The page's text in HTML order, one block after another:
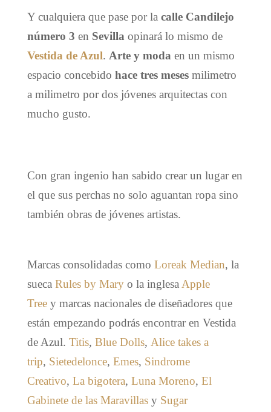
Y cualquiera que pase por la calle Candilejo
número 3 en Sevilla opinará lo mismo de
Vestida de Azul. Arte y moda en un mismo
espacio concebido hace tres mesesmilimetro
a milimetro por dos jóvenes arquitectas con
mucho gusto.
Con gran ingenio han sabido crear un lugar en
el que sus perchas no solo aguantan ropa sino
también obras de jóvenes artistas.
Marcas consolidadas como Loreak Median, la
sueca Rules by Maryo la inglesa Apple
Treey marcas nacionales de diseñadores que
están empezando podrás encontrar en Vestida
de Azul. Titis, Blue Dolls, Alice takes a
trip, Sietedelonce, Emes, Sindrome
Creativo, La bigotera, Luna Moreno, El
Gabinete de las Maravillasy Sugar